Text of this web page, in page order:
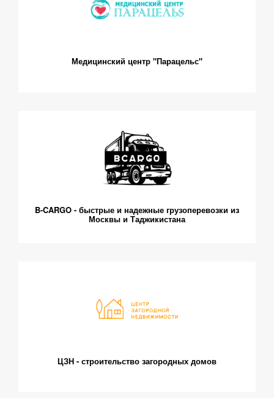
Медицинский центр "Парацельс"
B-CARGO - быстрые и надежные грузоперевозки из
Москвы и Таджикистана
ЦЗН - строительство загородных домов